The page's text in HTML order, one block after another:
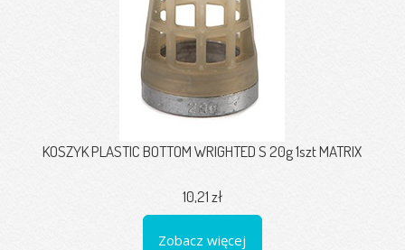
KOSZYK PLASTIC BOTTOM WRIGHTED S 20g 1szt MATRIX
10,21 zł
Zobacz więcej